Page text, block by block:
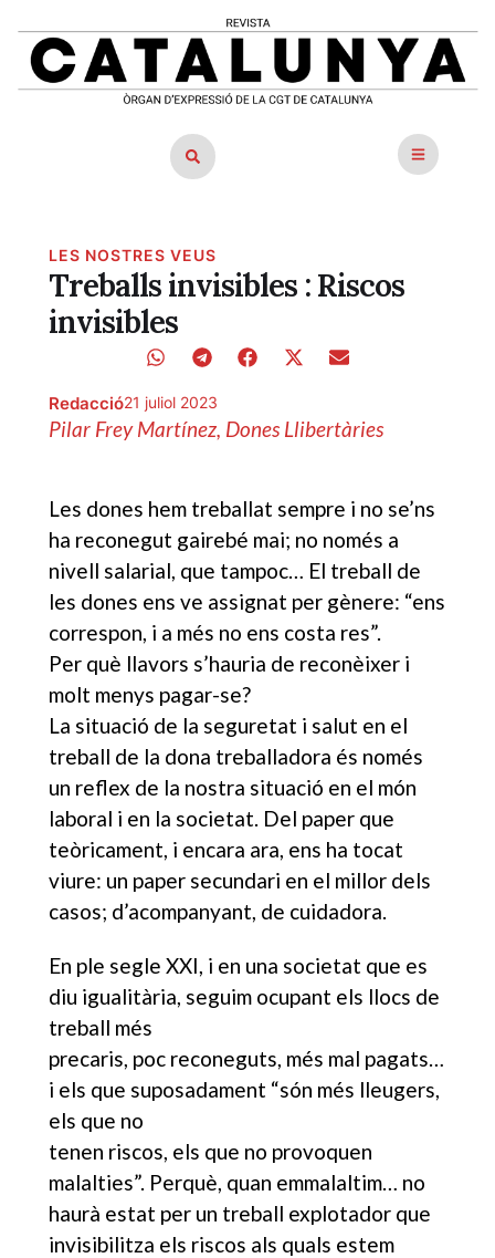
LES NOSTRES VEUS
Treballs invisibles : Riscos
invisibles
Redacció21 juliol 2023
Pilar Frey Martínez, Dones Llibertàries
Les dones hem treballat sempre i no se’ns
ha reconegut gairebé mai; no només a
nivell salarial, que tampoc… El treball de
les dones ens ve assignat per gènere: “ens
correspon, i a més no ens costa res”.
Per què llavors s’hauria de reconèixer i
molt menys pagar-se?
La situació de la seguretat i salut en el
treball de la dona treballadora és només
un reflex de la nostra situació en el món
laboral i en la societat. Del paper que
teòricament, i encara ara, ens ha tocat
viure: un paper secundari en el millor dels
casos; d’acompanyant, de cuidadora.
En ple segle XXI, i en una societat que es
diu igualitària, seguim ocupant els llocs de
treball més
precaris, poc reconeguts, més mal pagats…
i els que suposadament “són més lleugers,
els que no
tenen riscos, els que no provoquen
malalties”. Perquè, quan emmalaltim… no
haurà estat per un treball explotador que
invisibilitza els riscos als quals estem